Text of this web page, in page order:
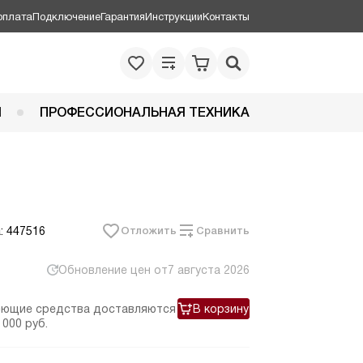
ПодключениеГарантияИнструкцииКонтакты
ПРОФЕССИОНАЛЬНАЯ ТЕХНИКА
447516 Отложить Сравнить
Обновление цен от7 августа 2026
средства доставляются
руб.
В корзину